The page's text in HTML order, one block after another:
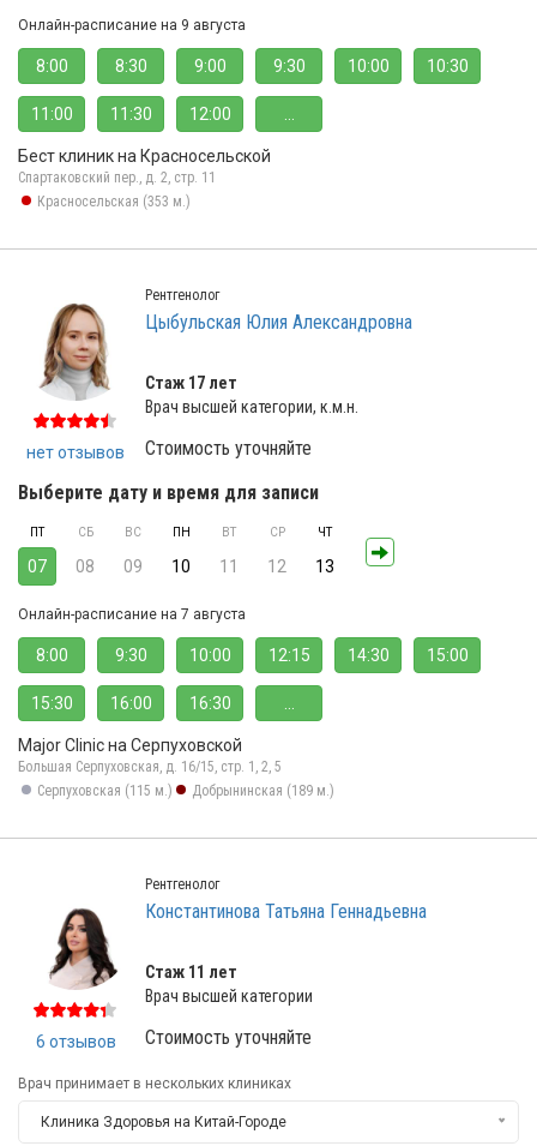
Онлайн-расписание на 9 августа
8:00 8:30 9:00 9:30 10:00 10:30
11:00 11:30 12:00
Бест клиник на Красносельской
Спартаковский пер., д. 2, стр. 11
Красносельская (353 м.)
нет отзывов
Рентгенолог
Цыбульская Юлия Александровна
Стаж 17 лет
Врач высшей категории, к.м.н.
Стоимость уточняйте
Выберите дату и время для записи
ПТ
07
СБ
08
ВС
09
ПН
10
ВТ
11
СР
12
ЧТ
13
Онлайн-расписание на 7 августа
8:00 9:30 10:00 12:15 14:30 15:00
15:30 16:00 16:30
Major Clinic на Серпуховской
Большая Серпуховская, д. 16/15, стр. 1, 2, 5
Серпуховская (115 м.)
Добрынинская (189 м.)
6 отзывов
Рентгенолог
Константинова Татьяна Геннадьевна
Стаж 11 лет
Врач высшей категории
Стоимость уточняйте
Врач принимает в нескольких клиниках
Клиника Здоровья на Китай-Городе